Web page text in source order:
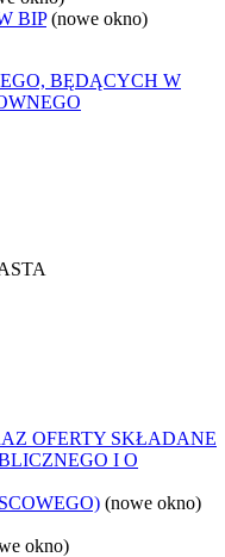
BIP (nowe okno)
BĘDĄCYCH W
OFERTY SKŁADANE
I O
(nowe okno)
okno)